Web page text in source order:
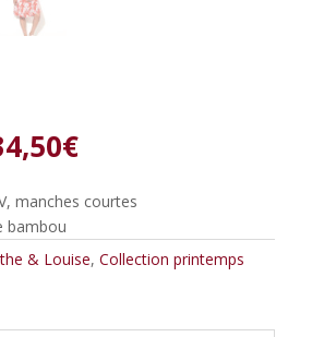
:
€Le
prix
actuel
est :
34,50€.
manches courtes
bambou
& Louise, Collection printemps